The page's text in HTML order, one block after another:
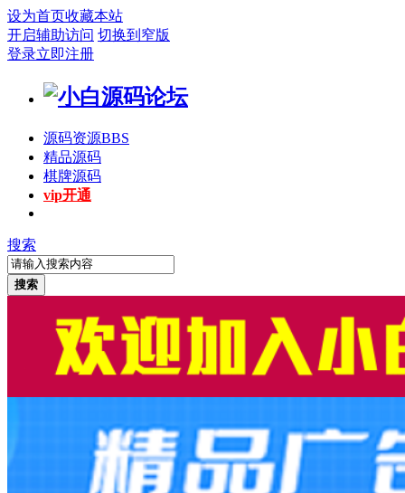
设为首页收藏本站
开启辅助访问 切换到窄版
登录立即注册
源码资源BBS
精品源码
棋牌源码
vip开通
搜索
搜索